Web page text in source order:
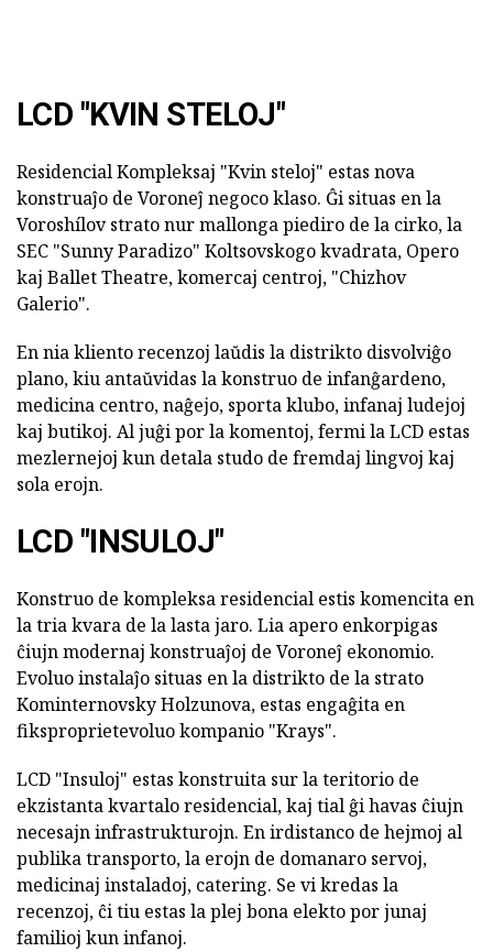
LCD "KVIN STELOJ"
Residencial Kompleksaj "Kvin steloj" estas nova
konstruaĵo de Voroneĵ negoco klaso. Ĝi situas en la
Voroshílov strato nur mallonga piediro de la cirko, la
SEC "Sunny Paradizo" Koltsovskogo kvadrata, Opero
kaj Ballet Theatre, komercaj centroj, "Chizhov
Galerio".
En nia kliento recenzoj laŭdis la distrikto disvolviĝo
plano, kiu antaŭvidas la konstruo de infanĝardeno,
medicina centro, naĝejo, sporta klubo, infanaj ludejoj
kaj butikoj. Al juĝi por la komentoj, fermi la LCD estas
mezlernejoj kun detala studo de fremdaj lingvoj kaj
sola erojn.
LCD "INSULOJ"
Konstruo de kompleksa residencial estis komencita en
la tria kvara de la lasta jaro. Lia apero enkorpigas
ĉiujn modernaj konstruaĵoj de Voroneĵ ekonomio.
Evoluo instalaĵo situas en la distrikto de la strato
Kominternovsky Holzunova, estas engaĝita en
fiksproprietevoluo kompanio "Krays".
LCD "Insuloj" estas konstruita sur la teritorio de
ekzistanta kvartalo residencial, kaj tial ĝi havas ĉiujn
necesajn infrastrukturojn. En irdistanco de hejmoj al
publika transporto, la erojn de domanaro servoj,
medicinaj instaladoj, catering. Se vi kredas la
recenzoj, ĉi tiu estas la plej bona elekto por junaj
familioj kun infanoj.